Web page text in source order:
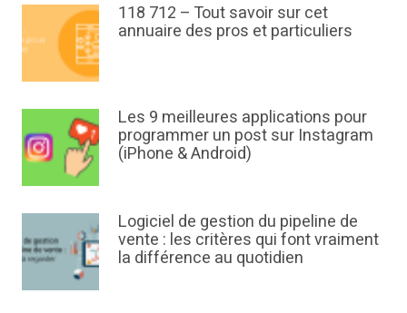
118 712 – Tout savoir sur cet
annuaire des pros et particuliers
Les 9 meilleures applications pour
programmer un post sur Instagram
(iPhone & Android)
Logiciel de gestion du pipeline de
vente : les critères qui font vraiment
la différence au quotidien